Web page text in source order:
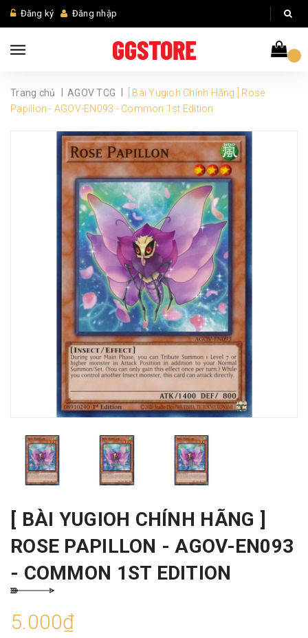
Đăng ký Đăng nhập
Trang chủ AGOV TCG
[ Bài Yugioh Chính Hãng ] Rose
Papillon - AGOV-EN093 - Common 1st Edition
[ BÀI YUGIOH CHÍNH HÃNG ]
ROSE PAPILLON - AGOV-EN093
- COMMON 1ST EDITION
5.000₫